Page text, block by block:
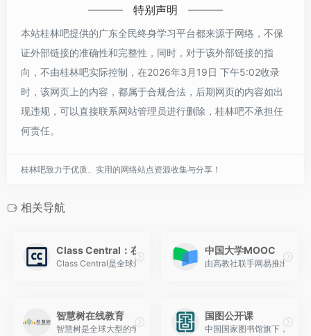
特别声明
本站桂林吧提供的广东全民终身学习平台都来源于网络，不保
证外部链接的准确性和完整性，同时，对于该外部链接的指
向，不由桂林吧实际控制，在2026年3月19日 下午5:02收录
时，该网页上的内容，都属于合规合法，后期网页的内容如出
现违规，可以直接联系网站管理员进行删除，桂林吧不承担任
何责任。
桂林吧致力于优质、实用的网络站点资源收集与分享！
相关导航
Class Central：在线教育领域的课程导航者
Class Central是全球最大的在线课程搜索引擎和学习平台，它不生
中国大学MOOC
由高教社联手网易推出，很
智慧树在线教育
智慧树是全球大型的学分课程运营服务平台，在线教育平台拥有海
国图公开课
中国国家图书馆旗下，涵盖